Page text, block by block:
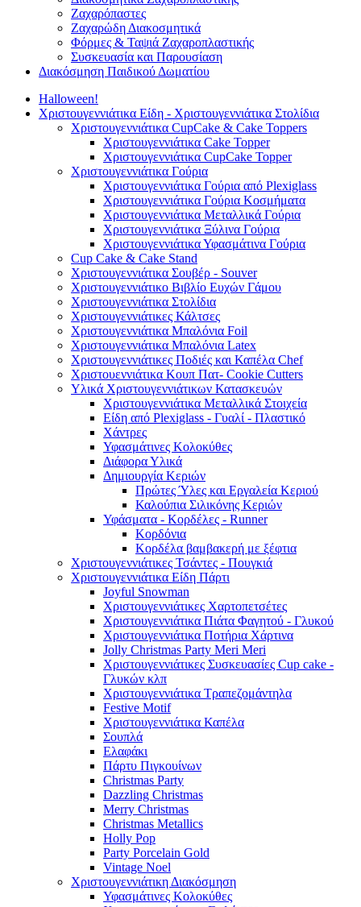
Ζαχαρόπαστες
Ζαχαρώδη Διακοσμητικά
Φόρμες & Ταψιά Ζαχαροπλαστικής
Συσκευασία και Παρουσίαση
Διακόσμηση Παιδικού Δωματίου
Halloween!
Χριστουγεννιάτικα Είδη - Χριστουγεννιάτικα Στολίδια
Χριστουγεννιάτικα CupCake & Cake Toppers
Χριστουγεννιάτικα Cake Topper
Χριστουγεννιάτικα CupCake Topper
Χριστουγεννιάτικα Γούρια
Χριστουγεννιάτικα Γούρια από Plexiglass
Χριστουγεννιάτικα Γούρια Κοσμήματα
Χριστουγεννιάτικα Μεταλλικά Γούρια
Χριστουγεννιάτικα Ξύλινα Γούρια
Χριστουγεννιάτικα Υφασμάτινα Γούρια
Cup Cake & Cake Stand
Χριστουγεννιάτικα Σουβέρ - Souver
Χριστουγεννιάτικο Βιβλίο Ευχών Γάμου
Χριστουγεννιάτικα Στολίδια
Χριστουγεννιάτικες Κάλτσες
Χριστουγεννιάτικα Μπαλόνια Foil
Χριστουγεννιάτικα Μπαλόνια Latex
Χριστουγεννιάτικες Ποδιές και Καπέλα Chef
Χριστουεννιάτικα Κουπ Πατ- Cookie Cutters
Υλικά Χριστουγεννιάτικων Κατασκευών
Χριστουγεννιάτικα Μεταλλικά Στοιχεία
Είδη από Plexiglass - Γυαλί - Πλαστικό
Χάντρες
Υφασμάτινες Κολοκύθες
Διάφορα Υλικά
Δημιουργία Κεριών
Πρώτες Ύλες και Εργαλεία Κεριού
Καλούπια Σιλικόνης Κεριών
Υφάσματα - Κορδέλες - Runner
Κορδόνια
Κορδέλα βαμβακερή με ξέφτια
Χριστουγεννιάτικες Τσάντες - Πουγκιά
Χριστουγεννιάτικα Είδη Πάρτι
Joyful Snowman
Χριστουγεννιάτικες Χαρτοπετσέτες
Χριστουγεννιάτικα Πιάτα Φαγητού - Γλυκού
Χριστουγεννιάτικα Ποτήρια Χάρτινα
Jolly Christmas Party Meri Meri
Χριστουγεννιάτικες Συσκευασίες Cup cake -
Γλυκών κλπ
Χριστουγεννιάτικα Τραπεζομάντηλα
Festive Motif
Χριστουγεννιάτικα Καπέλα
Σουπλά
Ελαφάκι
Πάρτυ Πιγκουίνων
Christmas Party
Dazzling Christmas
Merry Christmas
Christmas Metallics
Holly Pop
Party Porcelain Gold
Vintage Noel
Χριστουγεννιάτικη Διακόσμηση
Υφασμάτινες Κολοκύθες